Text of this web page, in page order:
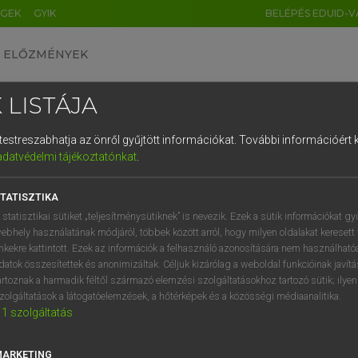
GYIK BELÉPÉS EDUID-
ELŐZMÉNYEK
egyetemes nagyszótár
VAN ELŐFIZETÉSED?
megtekintéséhez.
LISTÁJA
az önről gyűjtött információkat. További információért
tájékoztatónkat.
statisztikai sütiket „teljesítménysütiknek” is nevezik. Ezek a sütik információkat
használatának módjáról, többek között arról, hogy milyen oldalakat keresett
kattintott. Ezek az információk a felhasználó azonosítására nem
összesítettek és anonimizáltak. Céljuk kizárólag a weboldal funkcióinak
a harmadik féltől származó elemzési szolgáltatásokhoz tartozó sütik;
a látogatóelemzések, a hőtérképek és a közösségi médiaanalitika.
1 szolgáltatás
DE CN FR ES IT NL
1 2 3 4 5 6 7 8 9
q w e r t z u i
a s d f g h j k l é
í y x c v b n m , .